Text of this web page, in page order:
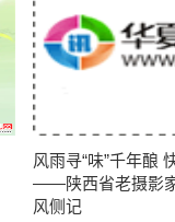
风雨寻“味”千年酿
——陕西省老摄影
风侧记